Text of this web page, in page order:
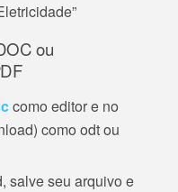
ou
como editor e no
como odt ou
salve seu arquivo e